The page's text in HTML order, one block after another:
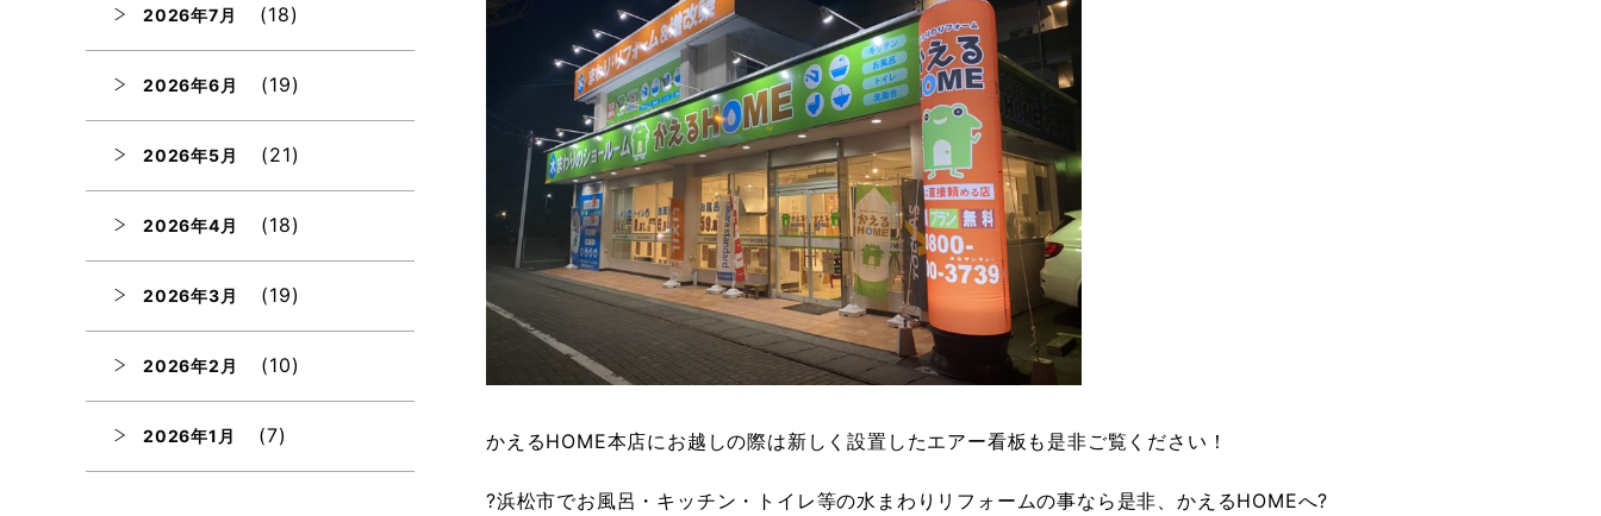
かえるHOME本店にお越しの際は新しく設置したエアー看板も是非ご覧ください！
?浜松市でお風呂・キッチン・トイレ等の水まわりリフォームの事なら是非、かえるHOMEへ?
2026年7月 (18)
2026年6月 (19)
2026年5月 (21)
2026年4月 (18)
2026年3月 (19)
2026年2月 (10)
2026年1月 (7)